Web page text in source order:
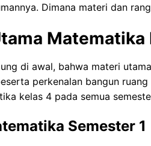
Dimana materi dan
Matematika
di awal, bahwa materi
perkenalan bangun
kelas 4 pada semua
Semester 1